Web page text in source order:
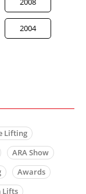
2004
Lifting
ARA Show
Awards
Lifts